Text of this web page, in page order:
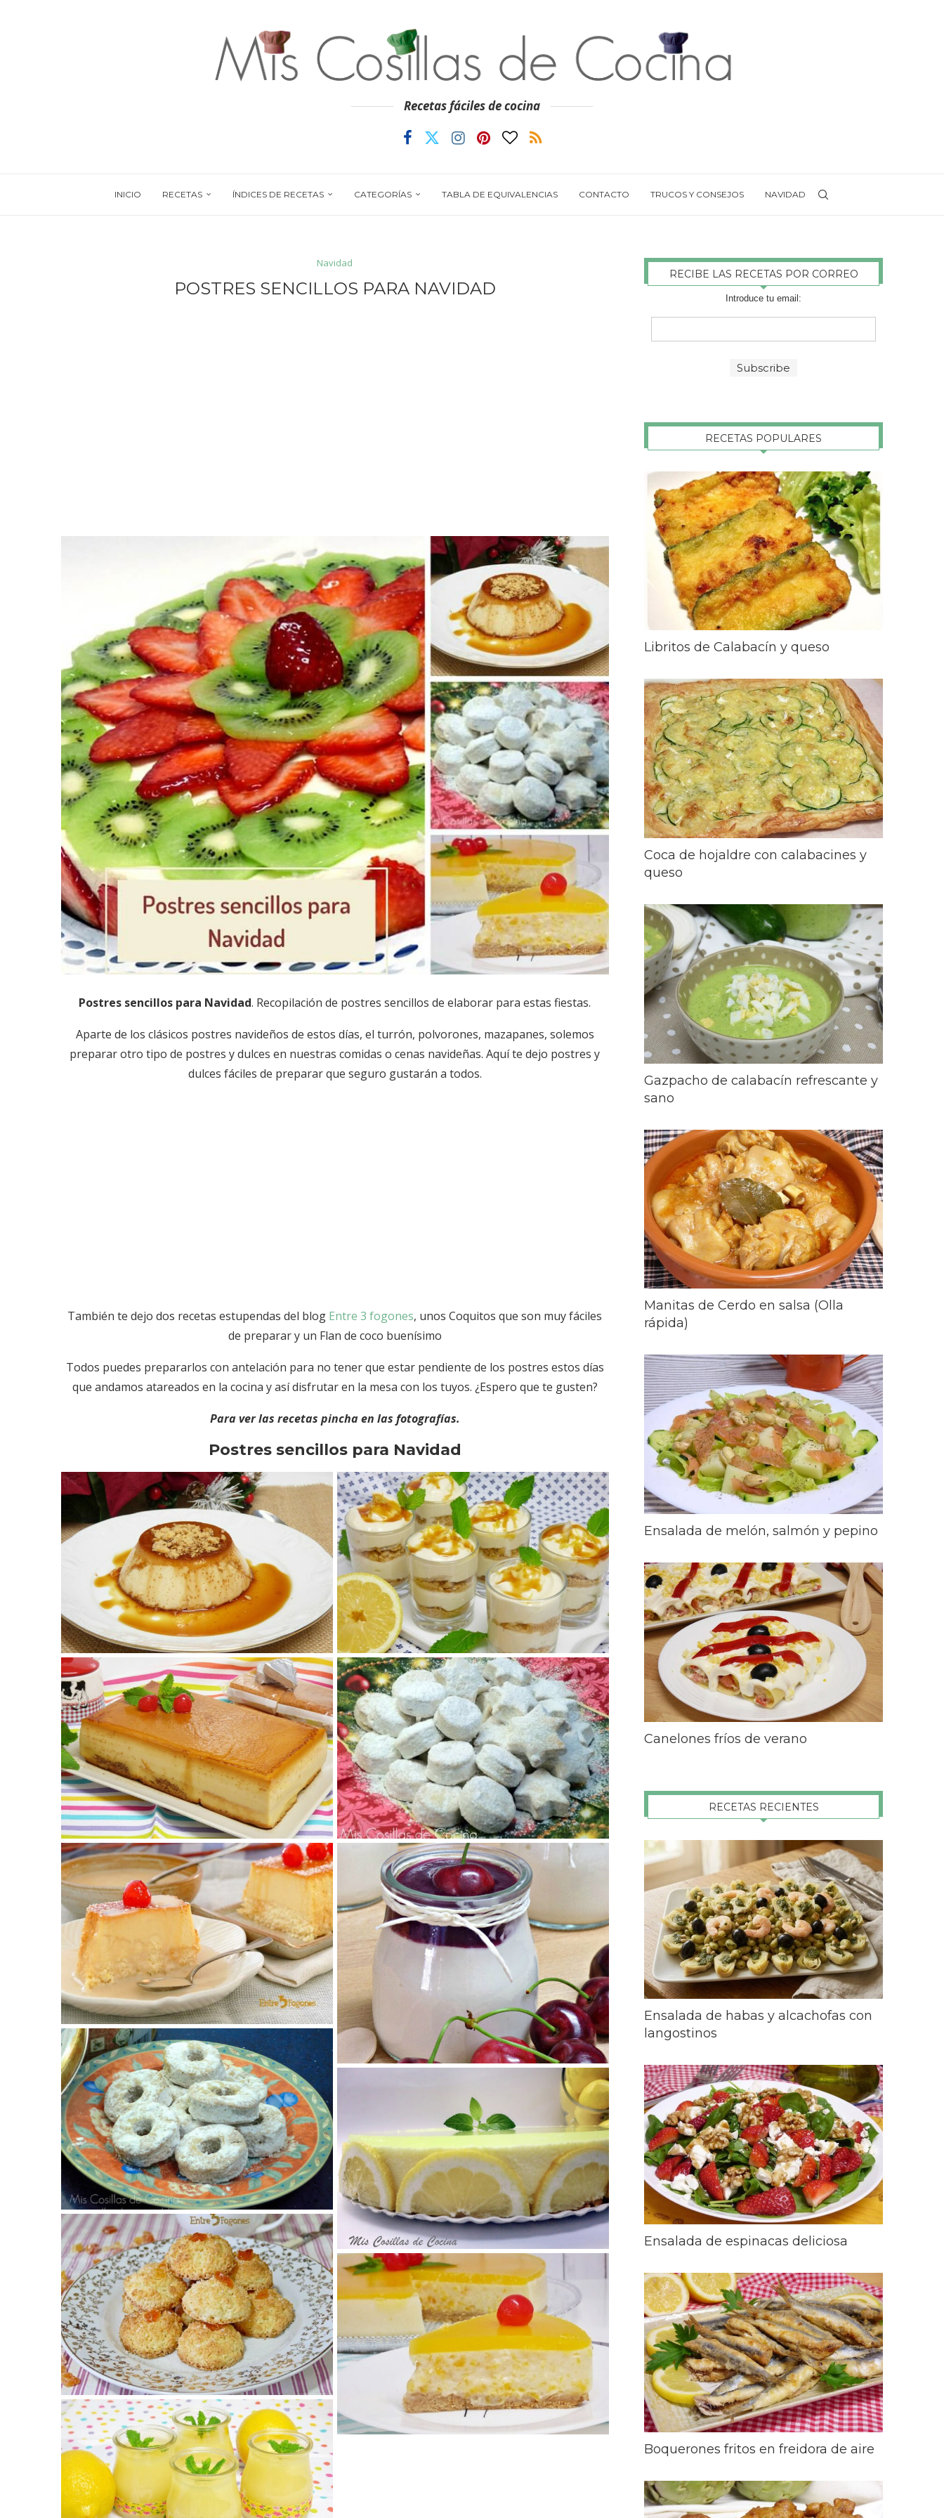
Recetas fáciles de cocina
INICIO RECETAS ÍNDICES DE RECETAS CATEGORÍAS TABLA DE EQUIVALENCIAS CONTACTO TRUCOS Y CONSEJOS NAVIDAD
Navidad
POSTRES SENCILLOS PARA NAVIDAD
Postres sencillos para Navidad. Recopilación de postres sencillos de elaborar para estas fiestas.
Aparte de los clásicos postres navideños de estos días, el turrón, polvorones, mazapanes, solemos
preparar otro tipo de postres y dulces en nuestras comidas o cenas navideñas. Aquí te dejo postres y
dulces fáciles de preparar que seguro gustarán a todos.
También te dejo dos recetas estupendas del blog Entre 3 fogones, unos Coquitos que son muy fáciles
de preparar y un Flan de coco buenísimo
Todos puedes prepararlos con antelación para no tener que estar pendiente de los postres estos días
que andamos atareados en la cocina y así disfrutar en la mesa con los tuyos. ¿Espero que te gusten?
Para ver las recetas pincha en las fotografías.
Postres sencillos para Navidad
RECIBE LAS RECETAS POR CORREO
Introduce tu email:
RECETAS POPULARES
Libritos de Calabacín y queso
Coca de hojaldre con calabacines y
queso
Gazpacho de calabacín refrescante y
sano
Manitas de Cerdo en salsa (Olla
rápida)
Ensalada de melón, salmón y pepino
Canelones fríos de verano
RECETAS RECIENTES
Ensalada de habas y alcachofas con
langostinos
Ensalada de espinacas deliciosa
Boquerones fritos en freidora de aire